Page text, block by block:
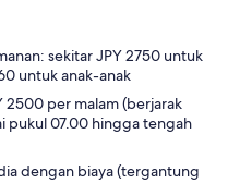
sekitar JPY 2750 untuk
untuk anak-anak
2500 per malam (berjarak
pukul 07.00 hingga tengah
dengan biaya (tergantung